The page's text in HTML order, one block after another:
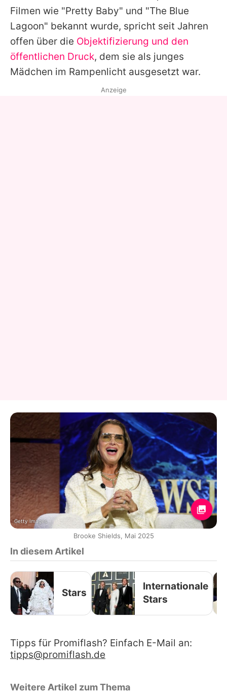
Filmen wie "Pretty Baby" und "The Blue
Lagoon" bekannt wurde, spricht seit Jahren
offen über die Objektifizierung und den
öffentlichen Druck, dem sie als junges
Mädchen im Rampenlicht ausgesetzt war.
Anzeige
Getty Images
Brooke Shields, Mai 2025
In diesem Artikel
Stars
Internationale
Stars
Tipps für Promiflash? Einfach E-Mail an:
tipps@promiflash.de
Weitere Artikel zum Thema